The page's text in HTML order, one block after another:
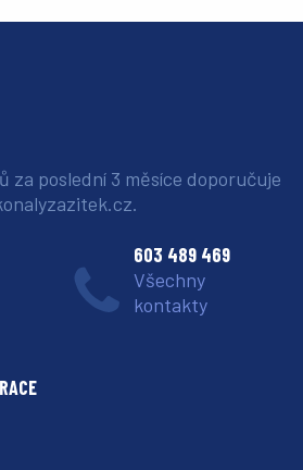
za poslední 3 měsíce doporučuje
603 489 469
Všechny
kontakty